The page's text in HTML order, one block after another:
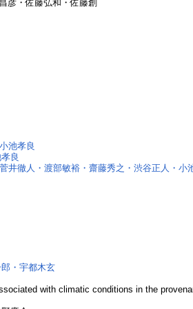
彦・佐藤弘和・佐藤創
池孝良
良
井徹人・渡部敏裕・齋藤秀之・渋谷正人・小
・宇都木玄
with climatic conditions in the